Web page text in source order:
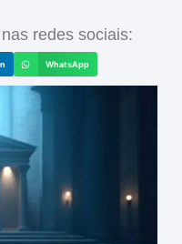
redes sociais:
WhatsApp